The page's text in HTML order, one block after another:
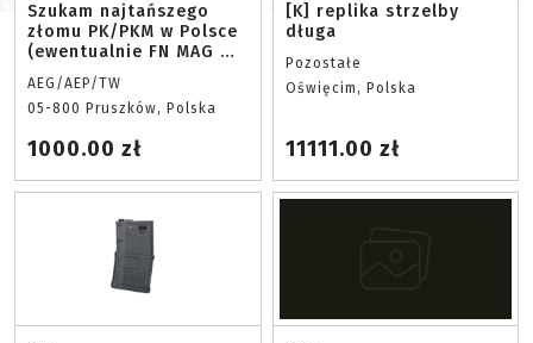
Szukam najtańszego
złomu PK/PKM w Polsce
(ewentualnie FN MAG w
każdym stanie)
AEG/AEP/TW
05-800 Pruszków, Polska
1000.00 zł
[K] replika strzelby
długa
Pozostałe
Oświęcim, Polska
11111.00 zł